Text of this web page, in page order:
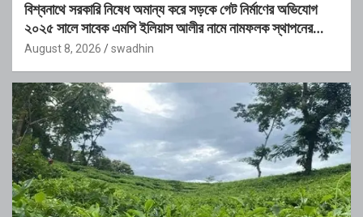
বিশ্বনাথে সরকারি নিষেধ অমান্য করে সড়কে গেট নির্মাণের অভিযোগ
২০২৫ সালে সাবেক এমপি ইলিয়াস আলীর নামে নামফলক স্থাপনের
অভিযোগ
August 8, 2026 swadhin